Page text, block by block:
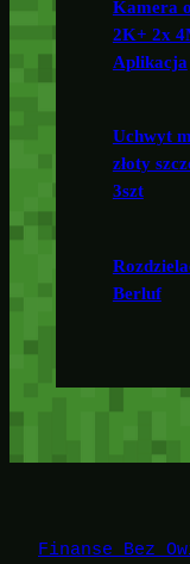
Kamera
2K+ 2x
Aplikacja
Uchwyt
złoty
3szt
Berluf
Finanse Bez